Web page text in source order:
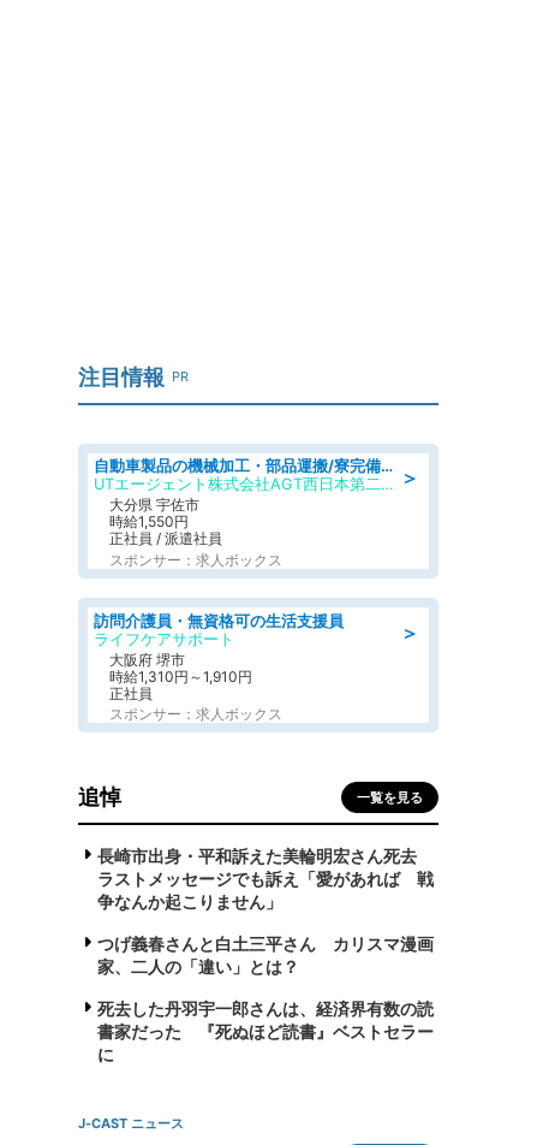
注目情報 PR
＞
自動車製品の機械加工・部品運搬/寮完備/日払い/工場・製造
UTエージェント株式会社AGT西日本第二CU
大分県 宇佐市
時給1,550円
正社員 / 派遣社員
スポンサー：求人ボックス
＞
訪問介護員・無資格可の生活支援員
ライフケアサポート
大阪府 堺市
時給1,310円～1,910円
正社員
スポンサー：求人ボックス
追悼 一覧を見る
長崎市出身・平和訴えた美輪明宏さん死去
ラストメッセージでも訴え「愛があれば 戦
争なんか起こりません」
つげ義春さんと白土三平さん カリスマ漫画
家、二人の「違い」とは？
死去した丹羽宇一郎さんは、経済界有数の読
書家だった 『死ぬほど読書』ベストセラー
に
J-CAST ニュース